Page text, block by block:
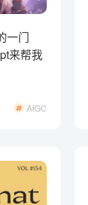
一门
来帮我
AIGC